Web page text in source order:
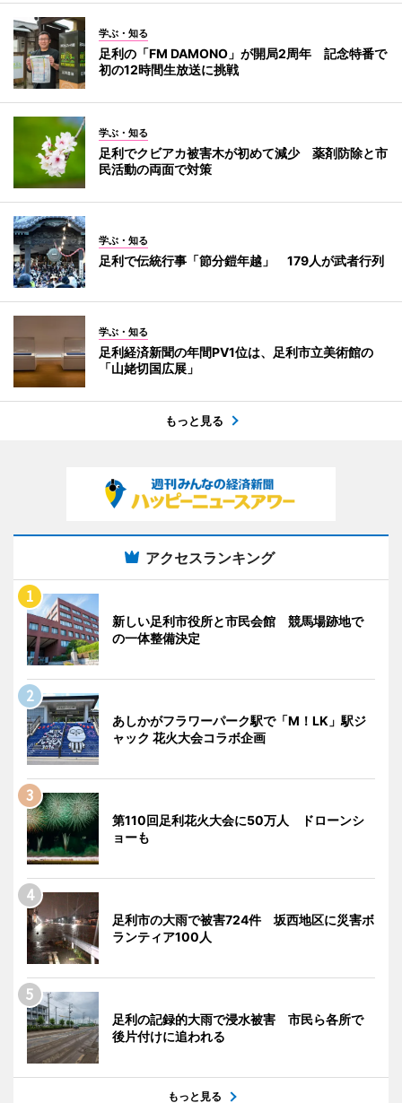
学ぶ・知る
足利の「FM DAMONO」が開局2周年 記念特番で
初の12時間生放送に挑戦
学ぶ・知る
足利でクビアカ被害木が初めて減少 薬剤防除と市
民活動の両面で対策
学ぶ・知る
足利で伝統行事「節分鎧年越」 179人が武者行列
学ぶ・知る
足利経済新聞の年間PV1位は、足利市立美術館の
「山姥切国広展」
もっと見る
アクセスランキング
新しい足利市役所と市民会館 競馬場跡地で
の一体整備決定
あしかがフラワーパーク駅で「M！LK」駅ジ
ャック 花火大会コラボ企画
第110回足利花火大会に50万人 ドローンシ
ョーも
足利市の大雨で被害724件 坂西地区に災害ボ
ランティア100人
足利の記録的大雨で浸水被害 市民ら各所で
後片付けに追われる
もっと見る